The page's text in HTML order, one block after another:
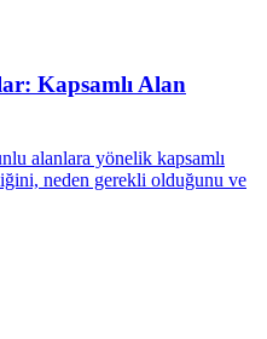
Kapsamlı Alan
alanlara yönelik kapsamlı
neden gerekli olduğunu ve